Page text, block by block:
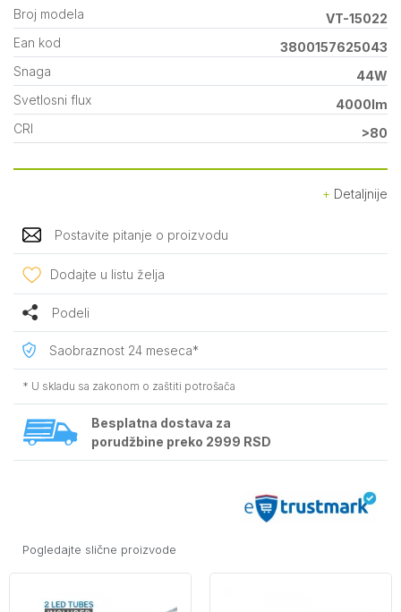
Broj modela
VT-15022
Ean kod
3800157625043
Snaga
44W
Svetlosni flux
4000lm
CRI
>80
Detaljnije
Postavite pitanje o proizvodu
Dodajte u listu želja
Podeli
Saobraznost 24 meseca*
* U skladu sa zakonom o zaštiti potrošača
Besplatna dostava za
porudžbine preko 2999 RSD
Pogledajte slične proizvode